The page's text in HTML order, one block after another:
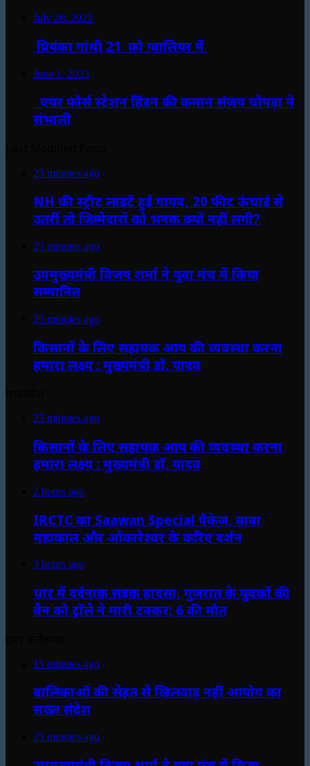
July 20, 2023
प्रियंका गांधी 21 को ग्वालियर में
June 1, 2023
एयर फोर्स स्टेशन हिंडन की कमान संजय चोपड़ा ने
संभाली
25 minutes ago
NH की स्ट्रीट लाइटें हुईं गायब, 20 फीट ऊंचाई से
उतरीं तो जिम्मेदारों को भनक क्यों नहीं लगी?
25 minutes ago
उपमुख्यमंत्री विजय शर्मा ने युवा मंच में किया
सम्मानित
25 minutes ago
किसानों के लिए सहायक आय की व्यवस्था करना
हमारा लक्ष्य : मुख्यमंत्री डॉ. यादव
25 minutes ago
किसानों के लिए सहायक आय की व्यवस्था करना
हमारा लक्ष्य : मुख्यमंत्री डॉ. यादव
2 hours ago
IRCTC का Saawan Special पैकेज, बाबा
महाकाल और ओंकारेश्वर के करिए दर्शन
3 hours ago
धार में दर्दनाक सड़क हादसा, गुजरात के युवकों की
वैन को ट्रॉले ने मारी टक्कर; 6 की मौत
15 minutes ago
बालिकाओं की सेहत से खिलवाड़ नहीं आयोग का
सख्त संदेश
25 minutes ago